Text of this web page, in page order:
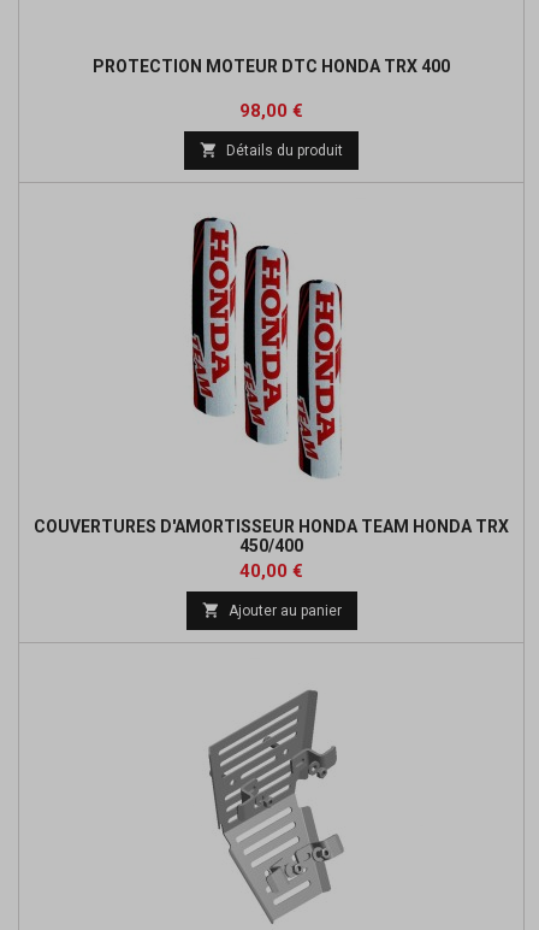
PROTECTION MOTEUR DTC HONDA TRX 400
Prix
98,00 €
 Détails du produit
COUVERTURES D'AMORTISSEUR HONDA TEAM HONDA TRX
450/400
Prix
40,00 €
 Ajouter au panier